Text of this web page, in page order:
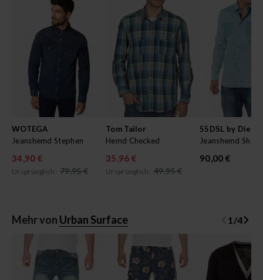
WOTEGA
Jeanshemd Stephen
34,90 €
Ursprünglich: 79,95 €
Tom Tailor
Hemd Checked
35,96 €
Ursprünglich: 49,95 €
55DSL by Diesel
Jeanshemd
90,00 €
Mehr von Urban Surface 1 /4